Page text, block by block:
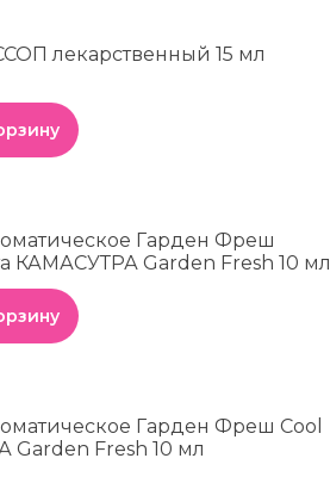
лекарственный 15 мл
Гарден Фреш
КАМАСУТРА Garden Fresh 10 мл
Гарден Фреш Cool
Garden Fresh 10 мл